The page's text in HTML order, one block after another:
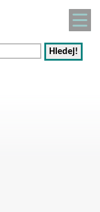
Hledej!